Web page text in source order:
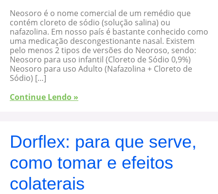
Neosoro é o nome comercial de um remédio que
contém cloreto de sódio (solução salina) ou
nafazolina. Em nosso país é bastante conhecido como
uma medicação descongestionante nasal. Existem
pelo menos 2 tipos de versões do Neoroso, sendo:
Neosoro para uso infantil (Cloreto de Sódio 0,9%)
Neosoro para uso Adulto (Nafazolina + Cloreto de
Sódio) […]
Continue Lendo »
Dorflex: para que serve,
como tomar e efeitos
colaterais